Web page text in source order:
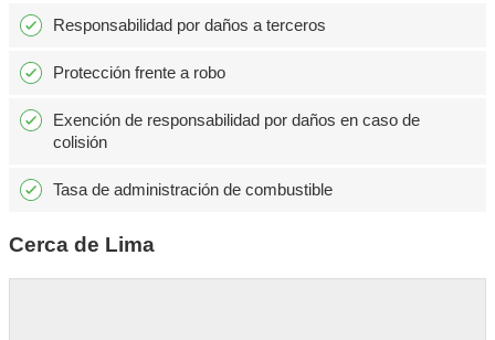
Responsabilidad por daños a terceros
Protección frente a robo
Exención de responsabilidad por daños en caso de
colisión
Tasa de administración de combustible
Cerca de Lima